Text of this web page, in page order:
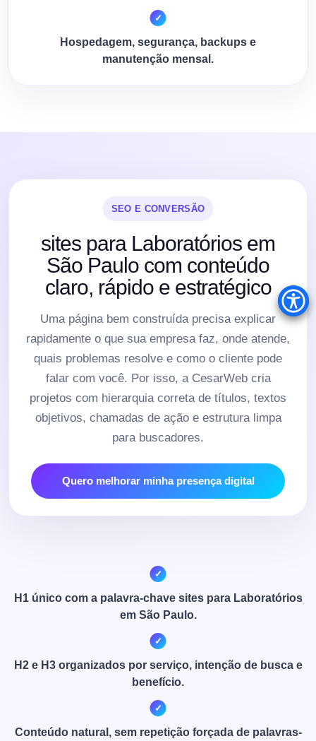
Hospedagem, segurança, backups e
manutenção mensal.
SEO E CONVERSÃO
sites para Laboratórios em
São Paulo com conteúdo
claro, rápido e estratégico
Uma página bem construída precisa explicar
rapidamente o que sua empresa faz, onde atende,
quais problemas resolve e como o cliente pode
falar com você. Por isso, a CesarWeb cria
projetos com hierarquia correta de títulos, textos
objetivos, chamadas de ação e estrutura limpa
para buscadores.
Quero melhorar minha presença digital
H1 único com a palavra-chave sites para Laboratórios
em São Paulo.
H2 e H3 organizados por serviço, intenção de busca e
benefício.
Conteúdo natural, sem repetição forçada de palavras-